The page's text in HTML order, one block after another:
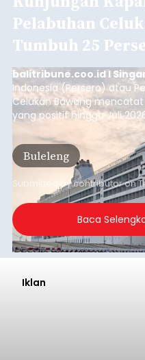
Pelabuhan
Tumbuh 25
balitribune.coo.id I
Indonesia (Persero) atau
Celukan Bawang
yang positif hingga Juli
dari arus kapal yang
Tonnage (GT), atau
dibandingkan periode
yang tercatat sebesar 1,32
Buleleng
Submitted bycontributoron
Baca
Iklan